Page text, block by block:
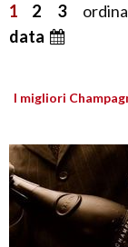
1 2 3ordina
data
I migliori